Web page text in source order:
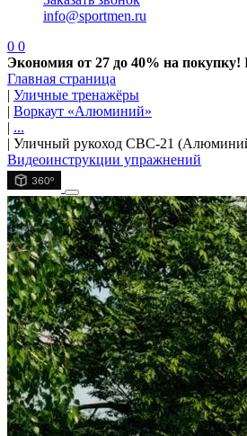
info@sportmen.ru
0 0
Экономия от 27 до 40% на покупку!
Главная страница
| Уличные тренажёры
| Воркаут «Алюминий»
| ...
| Уличный рукоход СВС-21
Видеоинструкции упражнений